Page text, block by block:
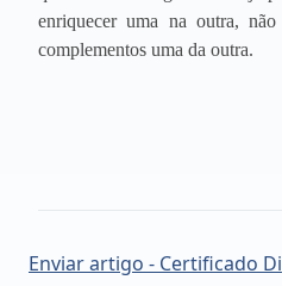
enriquecer uma na outra,
complementos uma da outra.
Enviar artigo - Certificado